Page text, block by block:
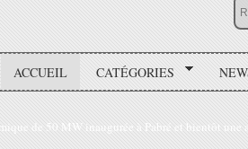
ACCUEIL CATÉGORIES